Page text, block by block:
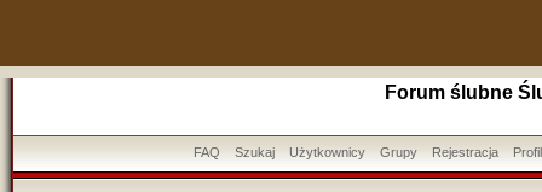
Forum ślubne
FAQ Szukaj Użytkownicy Grupy Rejestracja Profil